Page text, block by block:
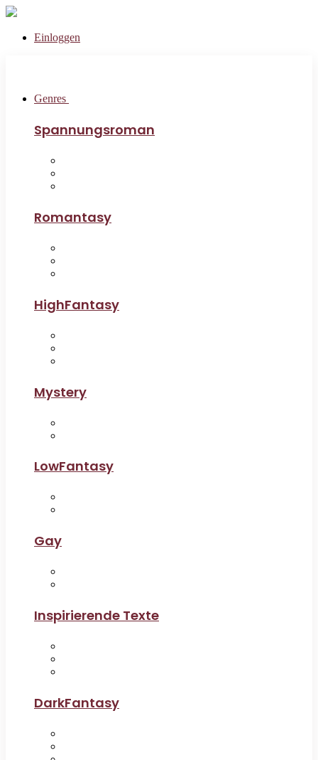
Einloggen
Genres
Spannungsroman
Romantasy
HighFantasy
Mystery
LowFantasy
Gay
Inspirierende Texte
DarkFantasy